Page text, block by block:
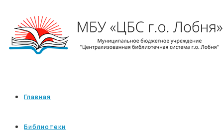
Главная
Библиотеки